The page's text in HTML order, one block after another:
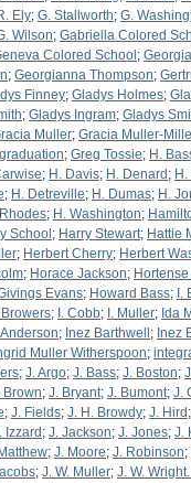
Ely; G. Stallworth; G.
Wilson; Gabriella Colored
Colored School ;
; Georgianna Thompson;
Finney; Gladys Holmes;
; Gladys Ingram; Gladys
Muller; Gracia Muller-
graduation; Greg Tossie; H.
; H. Davis; H. Denard ;
; H. Detreville; H. Dumas; H.
; H. Washington;
School ; Harry Stewart; Hattie
; Herbert Cherry; Herbert
; Horace Jackson;
Evans; Howard Bass; I.
Browers; I. Cobb; I. Muller; Ida
; Inez Barthwell ; Inez
Muller Witherspoon;
; J. Argo; J. Bass; J. Boston;
Brown; J. Bryant; J. Bumont; J.
; J. Fields; J. H. Browdy; J. Hird ;
Izzard ; J. Jackson; J. Jones; J.
; J. Moore; J. Robinson;
; J. W. Muller; J. W.